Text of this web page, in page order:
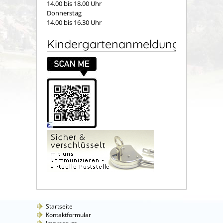
14.00 bis 18.00 Uhr
Donnerstag
14.00 bis 16.30 Uhr
Kindergartenanmeldung
Startseite
Kontaktformular